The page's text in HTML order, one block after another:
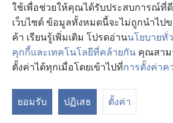
ใช้เพื่อช่วยให้คุณได้รับประสบการณ์ที่
เว็บไซต์ ข้อมูลทั้งหมดนี้จะไม่ถูกนำไป
ค้า เรียนรู้เพิ่มเติม โปรดอ่านนโยบายทั่
คุกกี้และเทคโนโลยีที่คล้ายกัน คุณสาม
ตั้งค่าได้ทุกเมื่อโดยเข้าไปที่การตั้งค่าค
ยอมรับ ปฏิเสธ ตั้งค่า
Copyright© 2026 Watch Tower Bible and
เงื่อนไขการใช้งาน| นโยบายการคุ้มครองข้อ